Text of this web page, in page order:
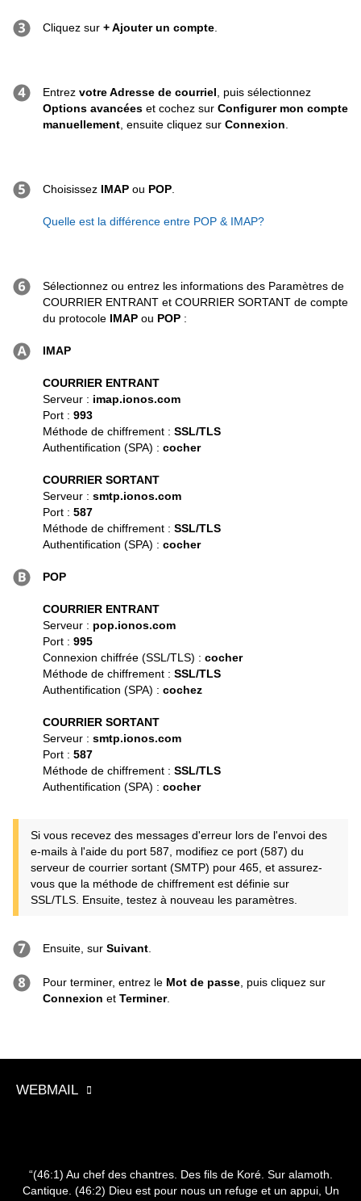
Cliquez sur + Ajouter un compte
Entrez votre Adresse de courriel , puis sélectionnez
Options avancées et cochez sur Configurer mon compte
manuellement , ensuite cliquez sur Connexion
Choisissez IMAP ou POP
Quelle est la différence entre POP & IMAP?
Sélectionnez ou entrez les informations des Paramètres de
COURRIER ENTRANT et COURRIER SORTANT de compte
du protocole IMAP ou POP :
IMAP
COURRIER ENTRANT
Serveur : imap.ionos.com
Port : 993
Méthode de chiffrement : SSL/TLS
Authentification (SPA) : cocher
COURRIER SORTANT
Serveur : smtp.ionos.com
Port : 587
Méthode de chiffrement : SSL/TLS
Authentification (SPA) : cocher
POP
COURRIER ENTRANT
Serveur : pop.ionos.com
Port : 995
Connexion chiffrée (SSL/TLS) : cocher
Méthode de chiffrement : SSL/TLS
Authentification (SPA) : cochez
COURRIER SORTANT
Serveur : smtp.ionos.com
Port : 587
Méthode de chiffrement : SSL/TLS
Authentification (SPA) : cocher
Si vous recevez des messages d'erreur lors de l'envoi des
e-mails à l'aide du port 587, modifiez ce port (587) du
serveur de courrier sortant (SMTP) pour 465, et assurez-
vous que la méthode de chiffrement est définie sur
SSL/TLS. Ensuite, testez à nouveau les paramètres.
Ensuite, sur Suivant
Pour terminer, entrez le Mot de passe , puis cliquez sur
Connexion et Terminer.
WEBMAIL
“(46:1) Au chef des chantres. Des fils de Koré. Sur alamoth.
Cantique. (46:2) Dieu est pour nous un refuge et un appui, Un